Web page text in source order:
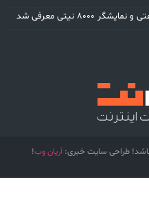
طراحی سایت خبری:آریان وب!